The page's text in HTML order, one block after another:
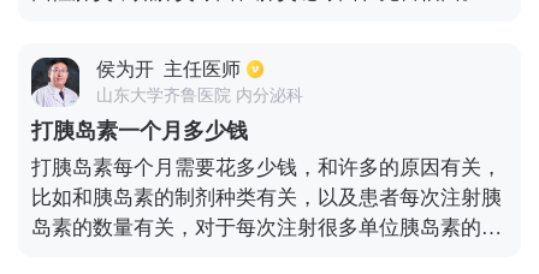
疗约一周即可治愈，费用约500-600元。如果是真菌
感染引起的肺炎，费用可能会增加，因为疗程相对较
长，可能达到1-2个月，大约需要1-2万元。对于由结
核分枝杆菌感染引起的结核病，即干酪样肺炎，大约
需要花费10，000元，因为治疗周期可能达到0.5年甚
至1年以上。
侯为开 主任医师
山东大学齐鲁医院 内分泌科
打胰岛素一个月多少钱
打胰岛素每个月需要花多少钱，和许多的原因有关，
比如和胰岛素的制剂种类有关，以及患者每次注射胰
岛素的数量有关，对于每次注射很多单位胰岛素的患